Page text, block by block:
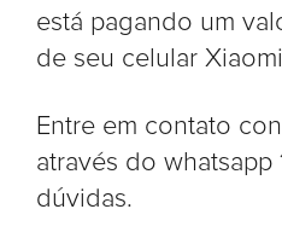
está pagando um
de seu celular
Entre em contato
através do whatsapp
dúvidas.